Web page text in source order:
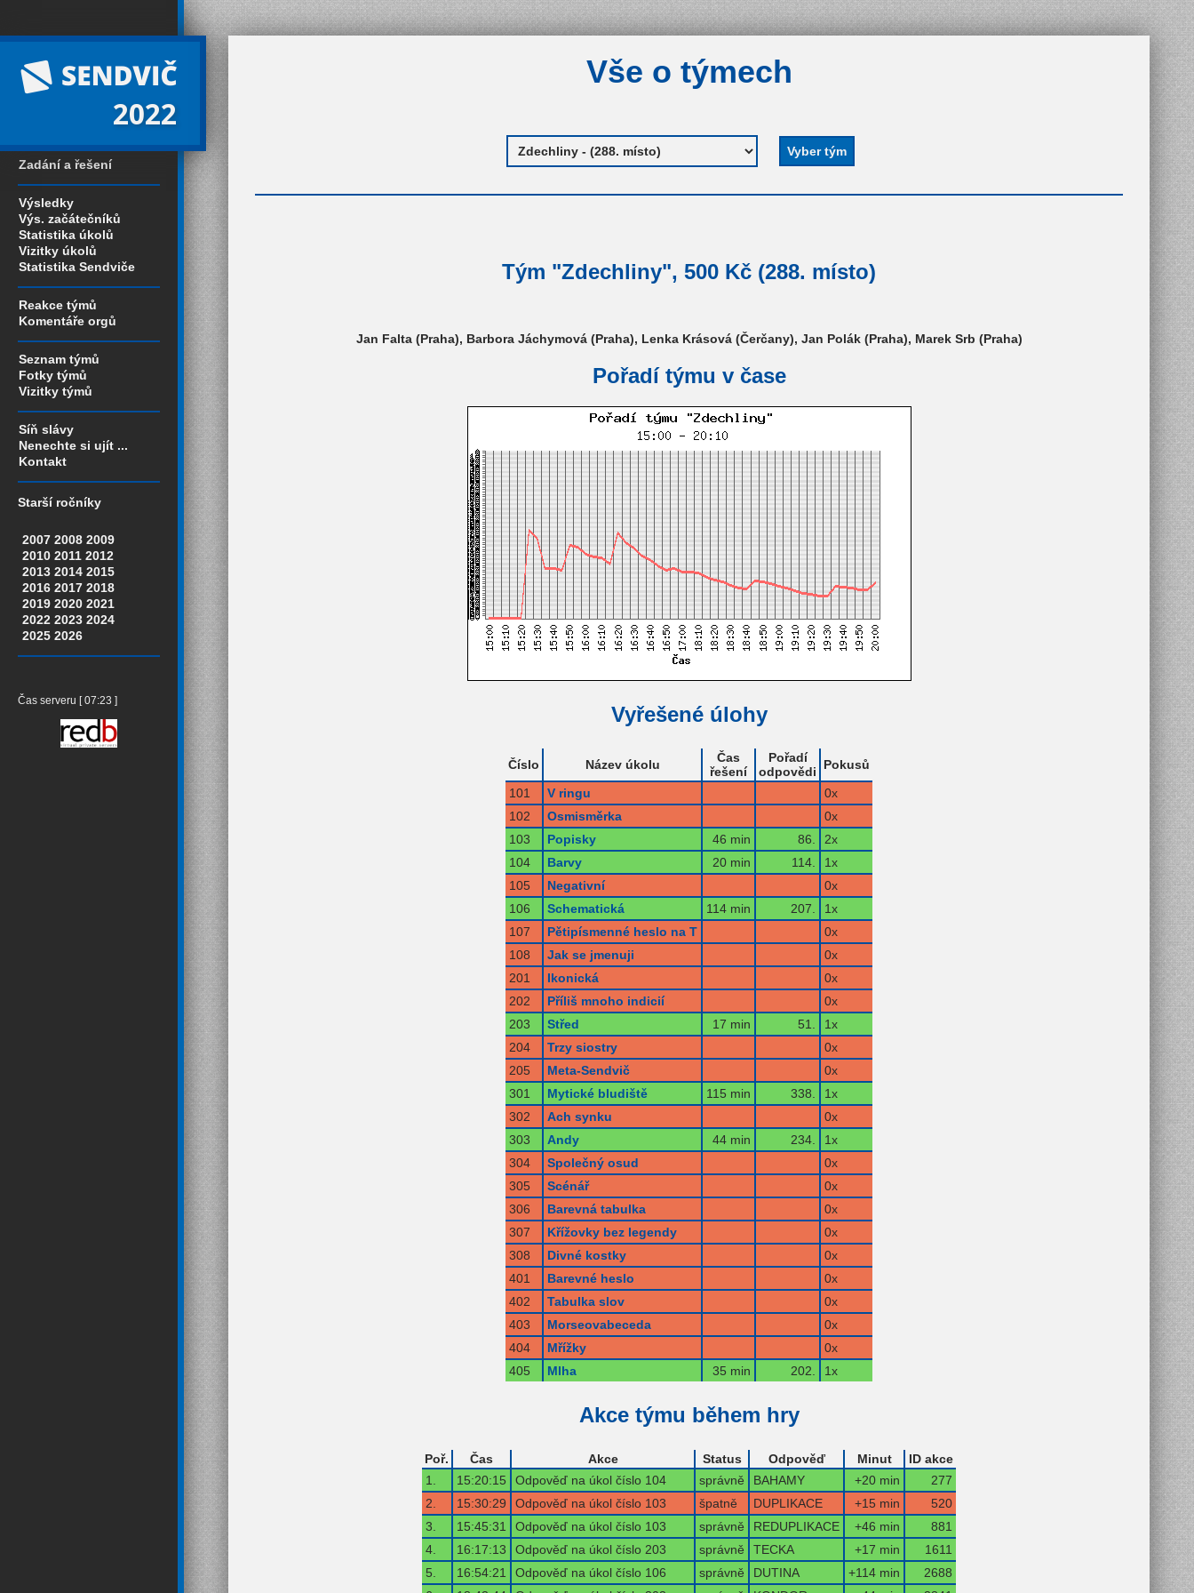
2022
Zadání a řešení
Výsledky
Výs. začátečníků
Statistika úkolů
Vizitky úkolů
Statistika Sendviče
Reakce týmů
Komentáře orgů
Seznam týmů
Fotky týmů
Vizitky týmů
Síň slávy
Nenechte si ujít ...
Kontakt
Starší ročníky
2007 2008 2009
2010 2011 2012
2013 2014 2015
2016 2017 2018
2019 2020 2021
2022 2023 2024
2025 2026
Čas serveru [ 07:23 ]
Vše o týmech
Tým "Zdechliny", 500 Kč (288. místo)
Jan Falta (Praha), Barbora Jáchymová (Praha), Lenka Krásová (Čerčany), Jan Polák (Praha), Marek Srb (Praha)
Pořadí týmu v čase
Vyřešené úlohy
Číslo Název úkolu
Čas
řešení
Pořadí
odpovědi
Pokusů
101
V ringu
0x
102
Osmisměrka
0x
103
Popisky 46 min 86.
2x
104
Barvy 20 min 114.
1x
105
Negativní
0x
106
Schematická 114 min 207.
1x
107
Pětipísmenné heslo na T
0x
108
Jak se jmenuji
0x
201
Ikonická
0x
202
Příliš mnoho indicií
0x
203
Střed 17 min 51.
1x
204
Trzy siostry
0x
205
Meta-Sendvič
0x
301
Mytické bludiště 115 min 338.
1x
302
Ach synku
0x
303
Andy 44 min 234.
1x
304
Společný osud
0x
305
Scénář
0x
306
Barevná tabulka
0x
307
Křížovky bez legendy
0x
308
Divné kostky
0x
401
Barevné heslo
0x
402
Tabulka slov
0x
403
Morseovabeceda
0x
404
Mřížky
0x
405
Mlha 35 min 202. 1x
Akce týmu během hry
Poř. Čas Akce Status Odpověď Minut
ID akce
1.
15:20:15 Odpověď na úkol číslo 104 správně BAHAMY +20 min
277
2.
15:30:29 Odpověď na úkol číslo 103 špatně DUPLIKACE +15 min
520
3.
15:45:31 Odpověď na úkol číslo 103 správně REDUPLIKACE +46 min
881
4.
16:17:13 Odpověď na úkol číslo 203 správně TECKA +17 min
1611
5.
16:54:21 Odpověď na úkol číslo 106 správně DUTINA +114 min
2688